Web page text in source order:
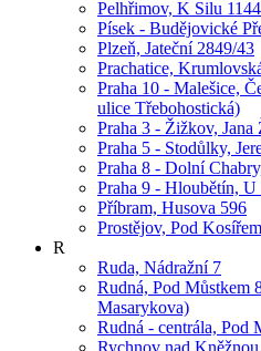
Pelhřimov, K Silu 1144
Písek - Budějovické
Plzeň, Jateční 2849/43
Prachatice,
Praha 10 - Malešice,
ulice Třebohostická)
Praha 3 - Žižkov, Jana
Praha 5 - Stodůlky,
Praha 8 - Dolní
Praha 9 - Hloubětín, U
Příbram, Husova 596
Prostějov, Pod
R
Ruda, Nádražní 7
Rudná, Pod Můstkem
Masarykova)
Rudná - centrála, Pod
Rychnov nad